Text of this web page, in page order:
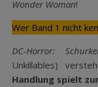
Wonder Woman!
Wer Band 1 nicht
DC-Horror:
Unkillables)
Handlung spielt